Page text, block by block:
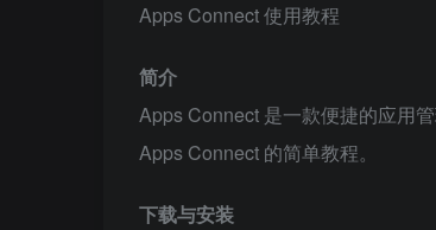
Apps Connect 使用教程
简介
Apps Connect 是一款便捷的应用
Apps Connect 的简单教程。
下载与安装